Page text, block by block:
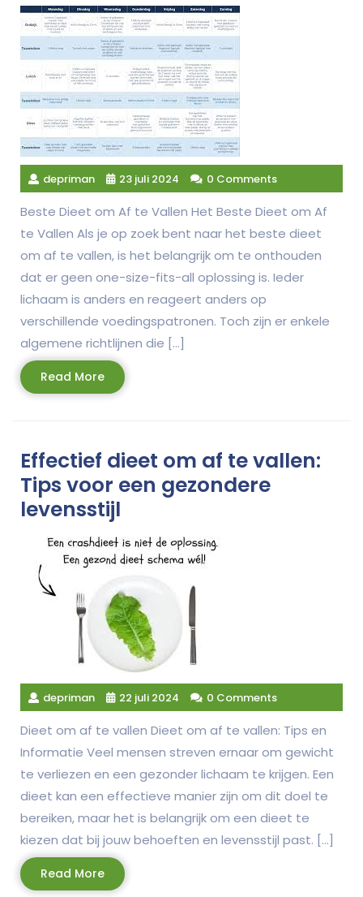
depriman 23 juli 2024 0 Comments
Beste Dieet om Af te Vallen Het Beste Dieet om Af
te Vallen Als je op zoek bent naar het beste dieet
om af te vallen, is het belangrijk om te onthouden
dat er geen one-size-fits-all oplossing is. Ieder
lichaam is anders en reageert anders op
verschillende voedingspatronen. Toch zijn er enkele
algemene richtlijnen die […]
Read MoreRead
More
Effectief dieet om af te vallen:
Tips voor een gezondere
levensstijl
depriman 22 juli 2024 0 Comments
Dieet om af te vallen Dieet om af te vallen: Tips en
Informatie Veel mensen streven ernaar om gewicht
te verliezen en een gezonder lichaam te krijgen. Een
dieet kan een effectieve manier zijn om dit doel te
bereiken, maar het is belangrijk om een dieet te
kiezen dat bij jouw behoeften en levensstijl past. […]
Read MoreRead
More